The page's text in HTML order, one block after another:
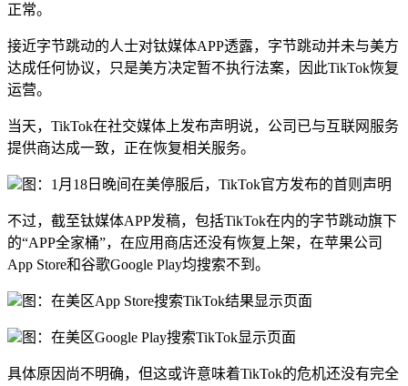
正常。
接近字节跳动的人士对钛媒体APP透露，字节跳动并未与美方
达成任何协议，只是美方决定暂不执行法案，因此TikTok恢复
运营。
当天，TikTok在社交媒体上发布声明说，公司已与互联网服务
提供商达成一致，正在恢复相关服务。
图：1月18日晚间在美停服后，TikTok官方发布的首则声明
不过，截至钛媒体APP发稿，包括TikTok在内的字节跳动旗下
的“APP全家桶”，在应用商店还没有恢复上架，在苹果公司
App Store和谷歌Google Play均搜索不到。
图：在美区App Store搜索TikTok结果显示页面
图：在美区Google Play搜索TikTok显示页面
具体原因尚不明确，但这或许意味着TikTok的危机还没有完全